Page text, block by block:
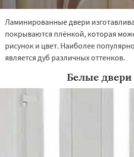
Ламинированные двери
покрываются плёнкой, которая
рисунок и цвет. Наиболее
является дуб различных оттенков.
Белые